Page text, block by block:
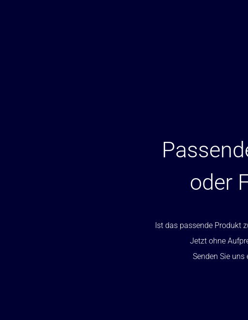
oder
Ist das passende Produkt
Jetzt ohne
Senden Sie